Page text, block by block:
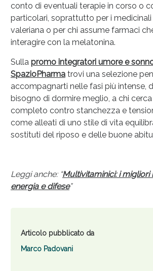
conto di eventuali terapie in corso o
particolari, soprattutto per i
valeriana o per chi assume farmaci
interagire con la melatonina.
Sulla promo integratori umore e
SpazioPharmatrovi una selezione
accompagnarti nelle fasi più intense,
bisogno di dormire meglio, a chi
completo contro stanchezza e
come alleati di uno stile di vita
sostituti del riposo e delle buone
Leggi anche: “Multivitaminici: i migliori
energia e difese”
Articolo pubblicato da
Marco Padovani